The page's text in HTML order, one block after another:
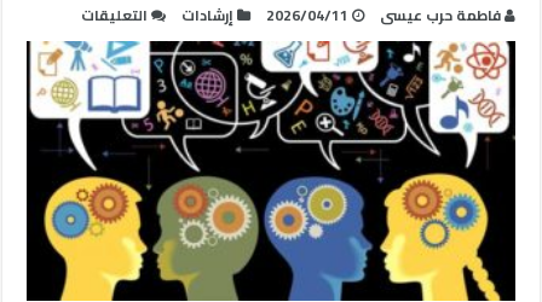
فاطمة حرب عيسى 2026/04/11 إرشادات التعليقات
اختبارات
تنمية
التفكير
بين
المقننة
والمعدة
من
الباحثين:
تحليل
نقدي